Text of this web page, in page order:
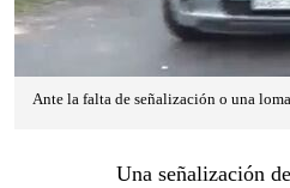
Ante la falta de señalización o una
Una señalización